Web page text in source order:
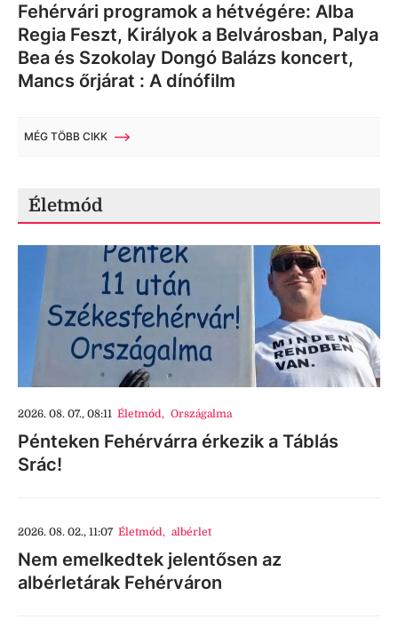
Fehérvári programok a hétvégére: Alba
Regia Feszt, Királyok a Belvárosban, Palya
Bea és Szokolay Dongó Balázs koncert,
Mancs őrjárat : A dínófilm
MÉG TÖBB CIKK
Életmód
2026. 08. 07., 08:11 Életmód, Országalma
Pénteken Fehérvárra érkezik a Táblás
Srác!
2026. 08. 02., 11:07 Életmód, albérlet
Nem emelkedtek jelentősen az
albérletárak Fehérváron